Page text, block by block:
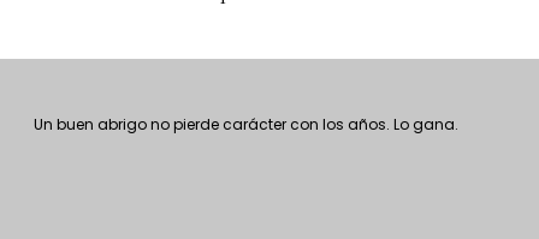
Un buen abrigo no pierde carácter con los años. Lo gana.